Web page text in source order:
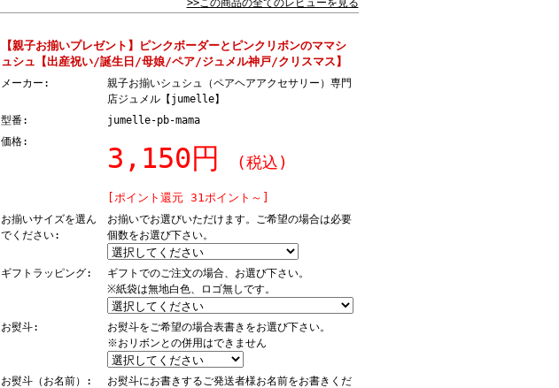
【親子お揃いプレゼント】ピンクボーダーとピンクリボンのママシ
ュシュ【出産祝い/誕生日/母娘/ペア/ジュメル神戸/クリスマス】
メーカー:
親子お揃いシュシュ（ペアヘアアクセサリー）専門
店ジュメル【jumelle】
型番:
jumelle-pb-mama
価格:
3,150円 (税込)
[ポイント還元 31ポイント～]
お揃いサイズを選ん
でください:
お揃いでお選びいただけます。ご希望の場合は必要
個数をお選び下さい。
ギフトラッピング:
ギフトでのご注文の場合、お選び下さい。
※紙袋は無地白色、ロゴ無しです。
お熨斗:
お熨斗をご希望の場合表書きをお選び下さい。
※おリボンとの併用はできません
お熨斗（お名前）:
お熨斗にお書きするご発送者様お名前をお書きくだ